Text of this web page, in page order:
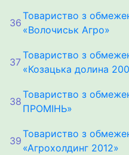
36
Товариство з
«Волочиськ Агро»
37
Товариство з
«Козацька долина
38
Товариство з
ПРОМІНЬ»
39
Товариство з
«Агрохолдинг 2012»